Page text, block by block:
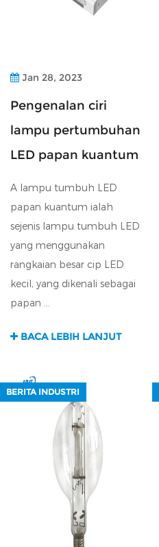
Jan 28, 2023
Pengenalan ciri
lampu pertumbuhan
LED papan kuantum
A lampu tumbuh LED
papan kuantum ialah
sejenis lampu tumbuh LED
yang menggunakan
rangkaian besar cip LED
kecil, yang dikenali sebagai
papan ...
BACA LEBIH LANJUT
BERITA INDUSTRI